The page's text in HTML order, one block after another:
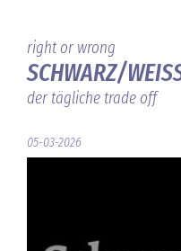
right or wrong
SCHWARZ/
der tägliche trade off
05-03-2026